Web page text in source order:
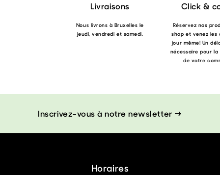
page
produit
Livraisons
Nous livrons à Bruxelles le
jeudi, vendredi et samedi.
Click &
Réservez nos
shop et venez les
jour même! Un
nécessaire pour
de votre
Inscrivez-vous à notre newsletter →
Horaires